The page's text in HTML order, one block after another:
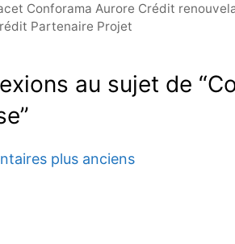
Conforama Aurore Crédit
Partenaire Projet
au sujet de
plus anciens